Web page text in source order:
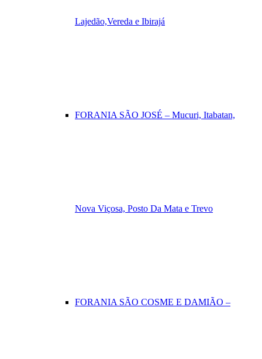
Lajedão,Vereda e Ibirajá
FORANIA SÃO JOSÉ – Mucuri, Itabatan,
Nova Viçosa, Posto Da Mata e Trevo
FORANIA SÃO COSME E DAMIÃO –